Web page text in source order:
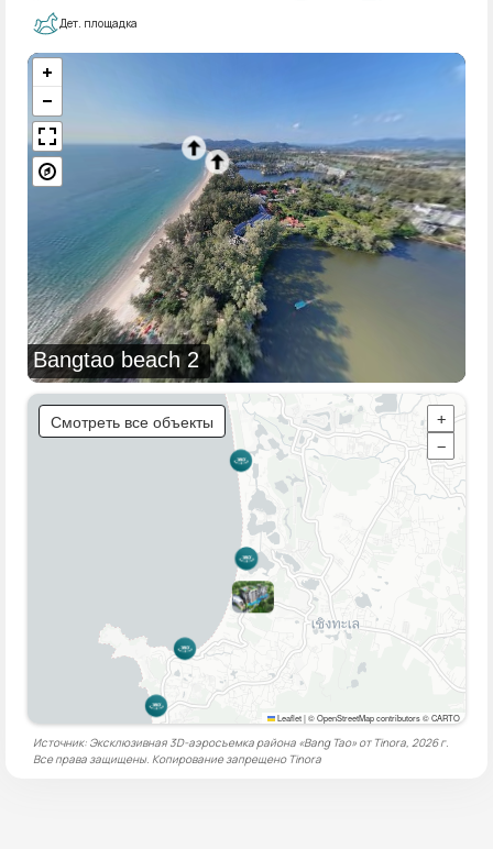
Дет. площадка
Bangtao beach 2
Смотреть все объекты
+
−
Leaflet|© OpenStreetMap contributors © CARTO
Источник: Эксклюзивная 3D-аэросъемка района «Bang Tao» от Tinora, 2026 г.
Все права защищены. Копирование запрещено Tinora